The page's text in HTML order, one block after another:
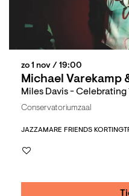
Michael Varekamp
Miles Davis - Celebrating
zo 1 nov / 19:00
Conservatoriumzaal
JAZZAMARE FRIENDS KORTING